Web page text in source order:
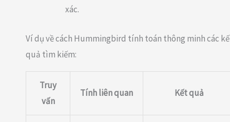
xác.
Ví dụ về cách Hummingbird tính toán thông minh các
quả tìm kiếm:
Truy
vấn
Tính liên quan Kết quả